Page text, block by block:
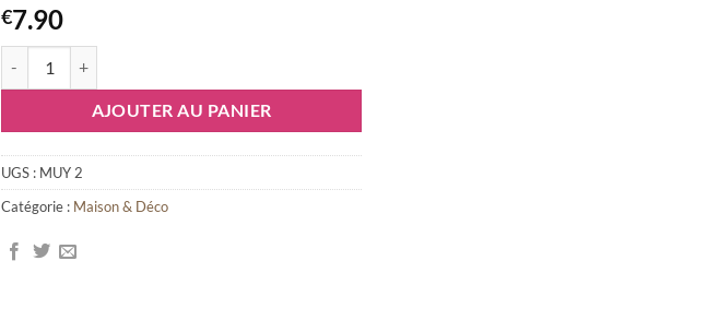
€7.90
AJOUTER AU PANIER
UGS : MUY 2
Catégorie : Maison & Déco